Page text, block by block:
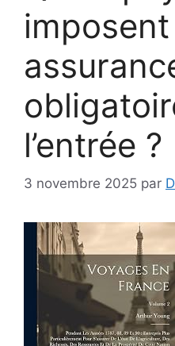
l’entrée ?
3 novembre 2025 par